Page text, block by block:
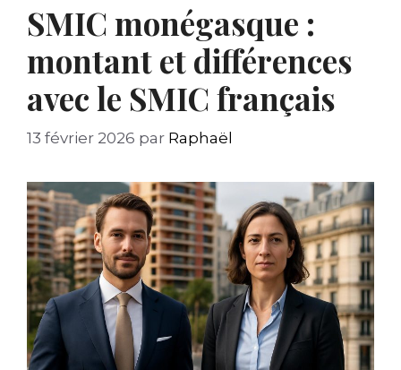
SMIC monégasque :
montant et différences
avec le SMIC français
13 février 2026 par Raphaël